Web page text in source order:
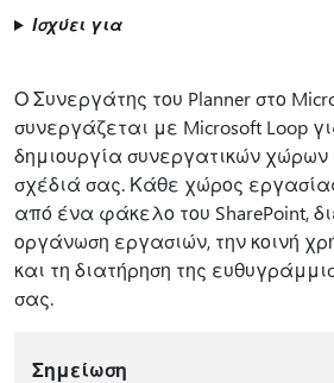
Ισχύει για
Ο Συνεργάτης του Planner στο
συνεργάζεται με Microsoft Loop
δημιουργία συνεργατικών
σχέδιά σας. Κάθε χώρος
από ένα φάκελο του SharePoint,
οργάνωση εργασιών, την κοινή
και τη διατήρηση της
σας.
Σημείωση